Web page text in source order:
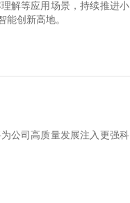
解等应用场景，持续推进小
创新高地。
公司高质量发展注入更强科